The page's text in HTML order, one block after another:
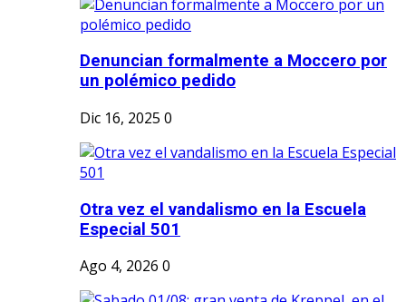
Denuncian formalmente a Moccero por
un polémico pedido
Dic 16, 2025 0
Otra vez el vandalismo en la Escuela
Especial 501
Ago 4, 2026 0